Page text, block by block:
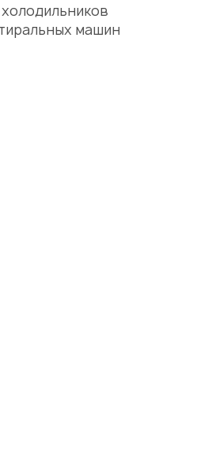
машин